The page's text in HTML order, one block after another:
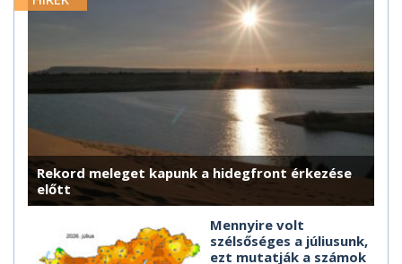
Rekord meleget kapunk a hidegfront érkezése
előtt
Mennyire volt
szélsőséges a júliusunk,
ezt mutatják a számok